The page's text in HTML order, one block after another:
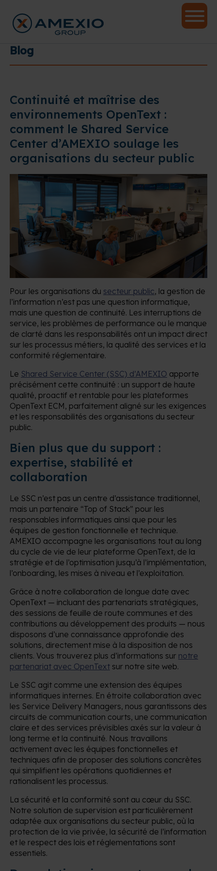
Blog
Continuité et maîtrise des
environnements OpenText :
comment le Shared Service
Center d’AMEXIO soulage les
organisations du secteur public
Pour les organisations du secteur public, la gestion de
l’information n’est pas une question informatique,
mais une question de continuité. Les interruptions de
service, les problèmes de performance ou le manque
de clarté dans les responsabilités ont un impact direct
sur les processus métiers, la qualité des services et la
conformité réglementaire.
Le Shared Service Center (SSC) d’AMEXIO apporte
précisément cette continuité : un support de haute
qualité, proactif et rentable pour les plateformes
OpenText ECM, parfaitement aligné sur les exigences
et les responsabilités des organisations du secteur
public.
Bien plus que du support :
expertise, stabilité et
collaboration
Le SSC n’est pas un centre d’assistance traditionnel,
mais un partenaire “Top of Stack” pour les
responsables informatiques ainsi que pour les
équipes de gestion fonctionnelle et technique.
AMEXIO accompagne les organisations tout au long
du cycle de vie de leur plateforme OpenText, de la
stratégie et de l’optimisation jusqu’à l’implémentation,
l’onboarding, les mises à niveau et l’exploitation.
Grâce à notre collaboration de longue date avec
OpenText — incluant des partenariats stratégiques,
des sessions de feuille de route communes et des
contributions au développement des produits — nous
disposons d’une connaissance approfondie des
solutions, directement mise à la disposition de nos
clients. Vous trouverez plus d’informations sur notre
partenariat avec OpenText sur notre site web.
Le SSC agit comme une extension des équipes
informatiques internes. En étroite collaboration avec
les Service Delivery Managers, nous garantissons des
circuits de communication courts, une communication
claire et des services prévisibles axés sur la valeur à
long terme et la continuité. Nous travaillons
activement avec les équipes fonctionnelles et
techniques afin de proposer des solutions concrètes
qui simplifient les opérations quotidiennes et
rationalisent les processus.
La sécurité et la conformité sont au cœur du SSC.
Notre solution de supervision est particulièrement
adaptée aux organisations du secteur public, où la
protection de la vie privée, la sécurité de l’information
et le respect des lois et réglementations sont
essentiels.